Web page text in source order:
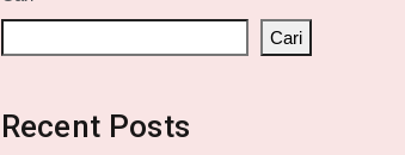
Cari
Recent Posts